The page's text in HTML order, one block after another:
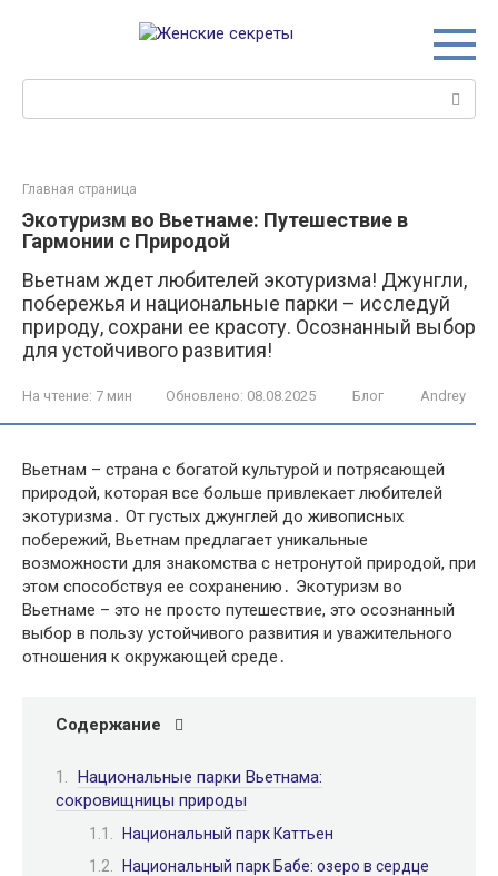
Главная страница
Экотуризм во Вьетнаме: Путешествие в
Гармонии с Природой
Вьетнам ждет любителей экотуризма! Джунгли,
побережья и национальные парки – исследуй
природу, сохрани ее красоту. Осознанный выбор
для устойчивого развития!
На чтение: 7 мин Обновлено: 08.08.2025 Блог Andrey
Вьетнам – страна с богатой культурой и потрясающей
природой, которая все больше привлекает любителей
экотуризма․ От густых джунглей до живописных
побережий, Вьетнам предлагает уникальные
возможности для знакомства с нетронутой природой, при
этом способствуя ее сохранению․ Экотуризм во
Вьетнаме – это не просто путешествие, это осознанный
выбор в пользу устойчивого развития и уважительного
отношения к окружающей среде․
Содержание
Национальные парки Вьетнама:
сокровищницы природы
Национальный парк Каттьен
Национальный парк Бабе: озеро в сердце